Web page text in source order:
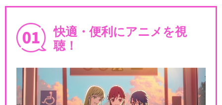
快適・便利にアニメを視
聴！